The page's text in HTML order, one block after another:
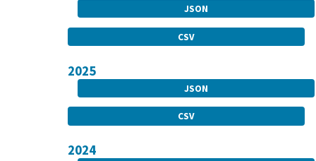
JSON
CSV
2025
JSON
CSV
2024